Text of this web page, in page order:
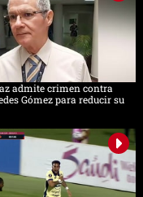
admite crimen contra
Gómez para reducir su